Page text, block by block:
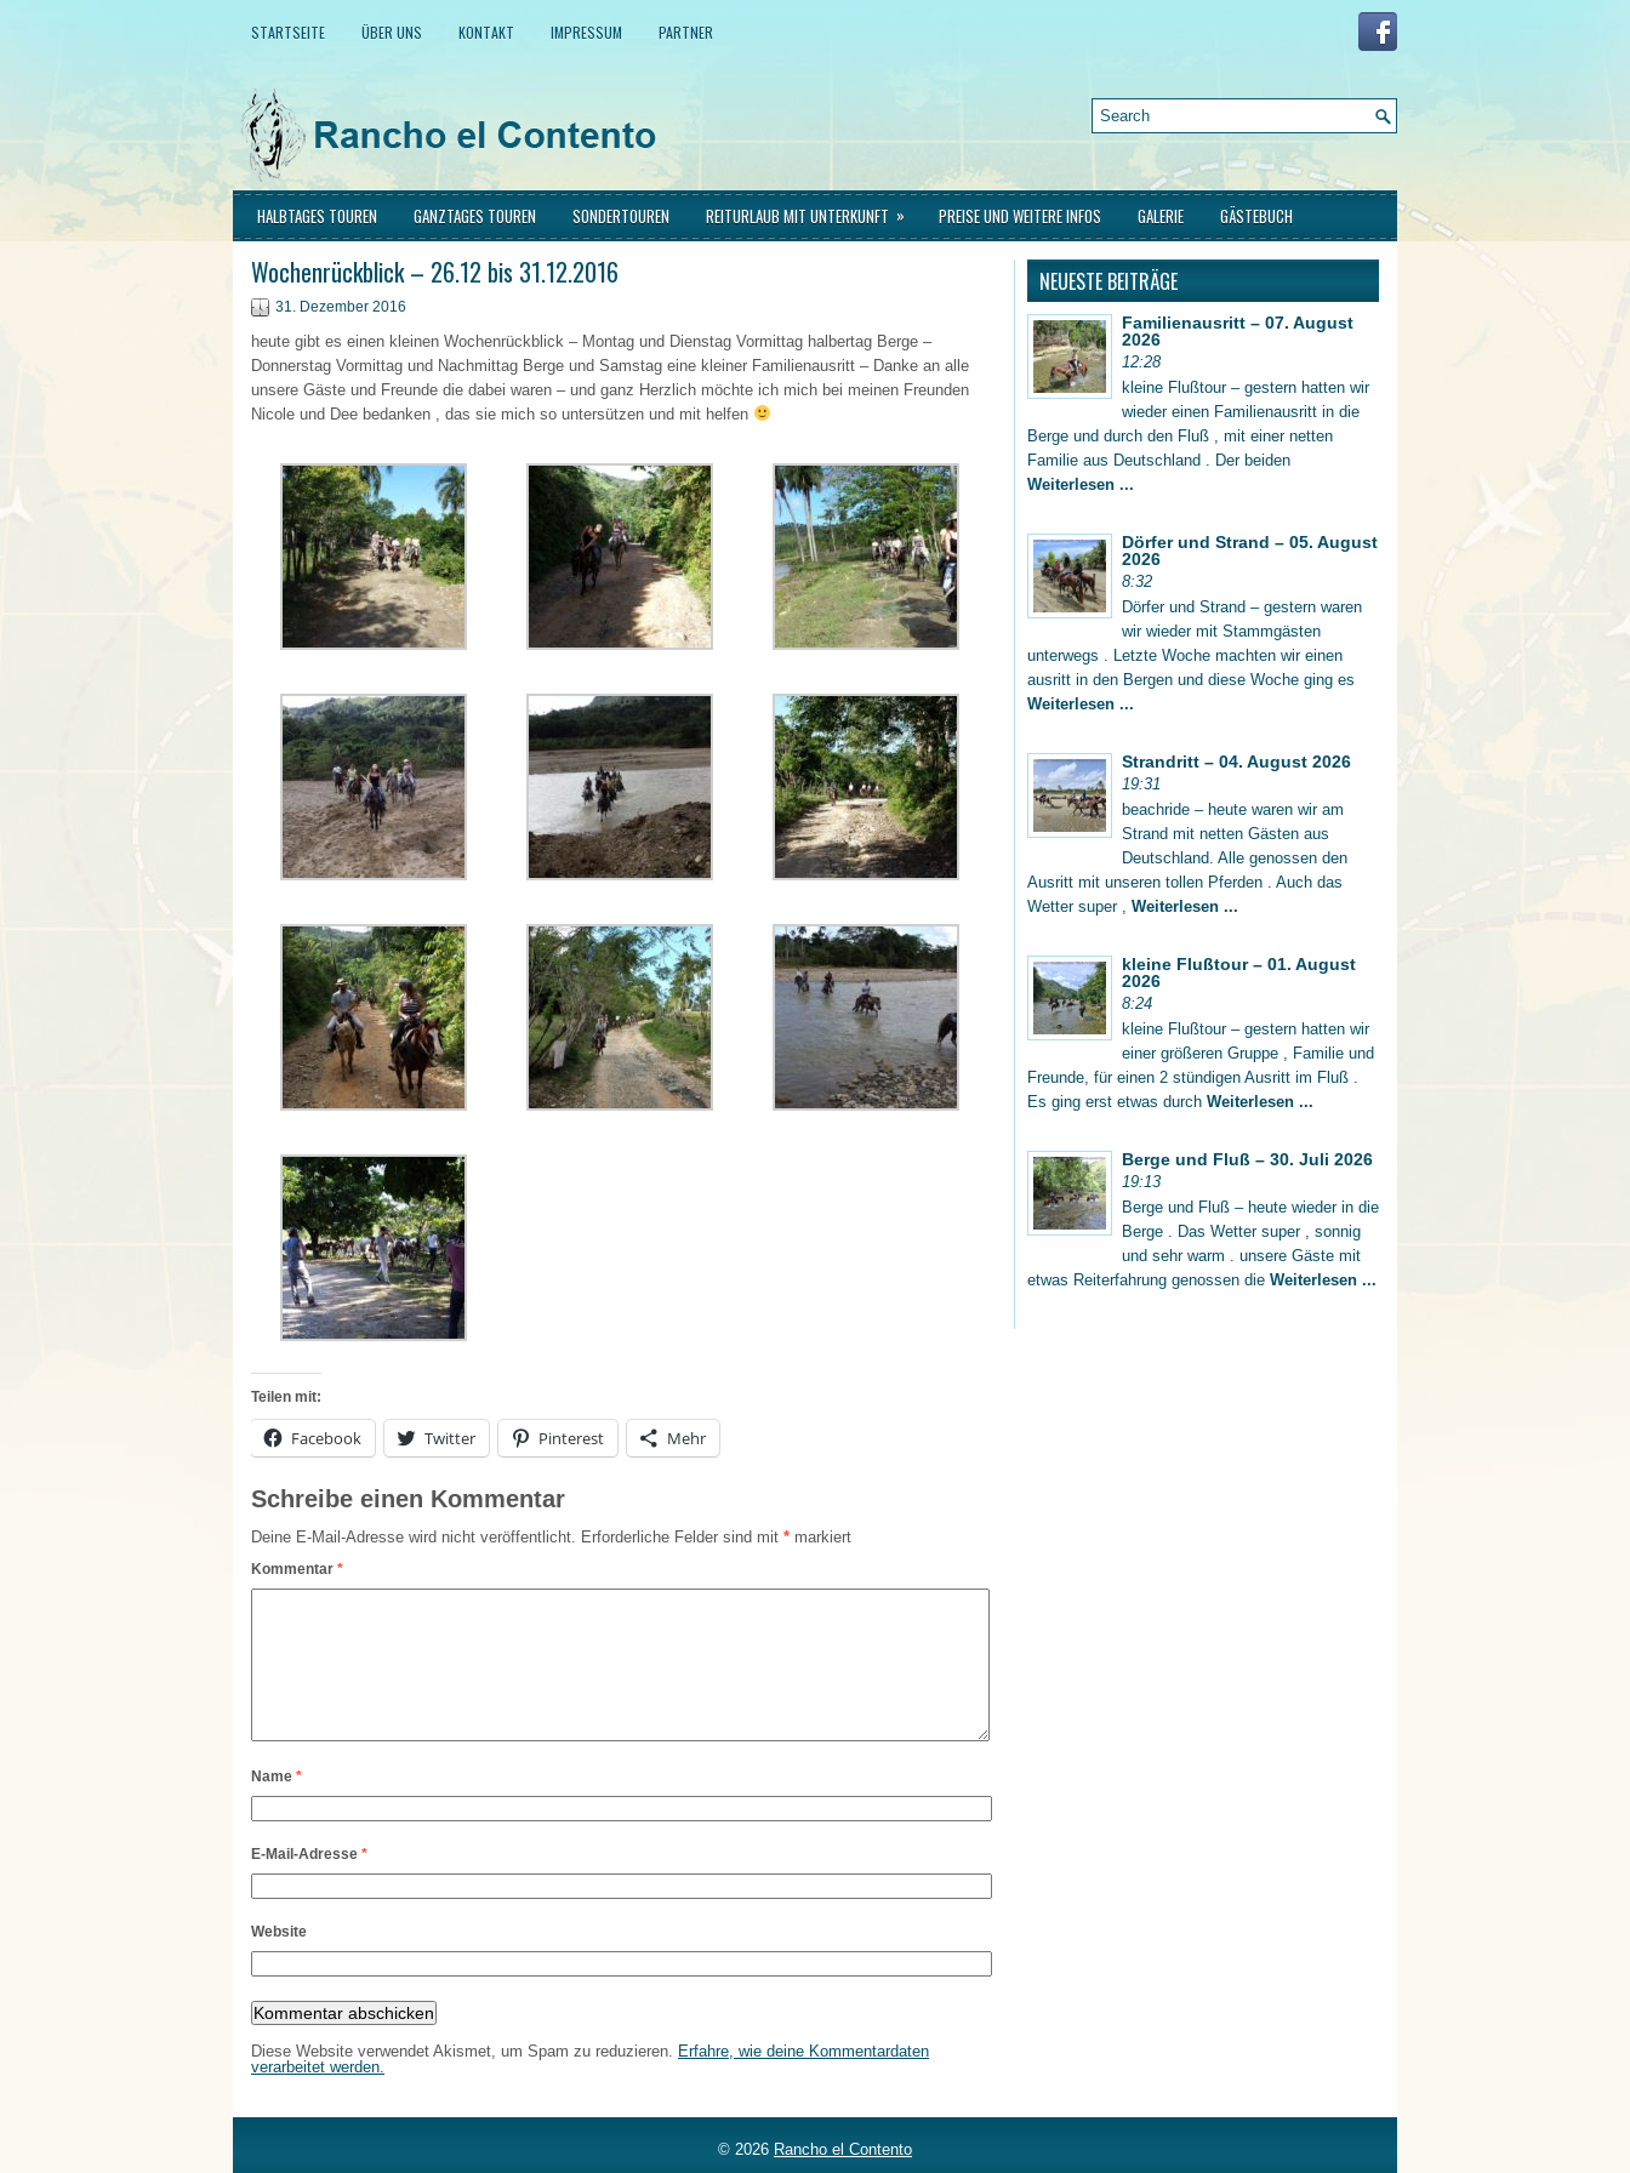
STARTSEITE ÜBER UNS KONTAKT IMPRESSUM PARTNER
HALBTAGES TOUREN GANZTAGES TOUREN SONDERTOUREN REITURLAUB MIT UNTERKUNFT » PREISE UND WEITERE INFOS GALERIE GÄSTEBUCH
Wochenrückblick – 26.12 bis 31.12.2016
31. Dezember 2016
heute gibt es einen kleinen Wochenrückblick – Montag und Dienstag Vormittag halbertag Berge –
Donnerstag Vormittag und Nachmittag Berge und Samstag eine kleiner Familienausritt – Danke an alle
unsere Gäste und Freunde die dabei waren – und ganz Herzlich möchte ich mich bei meinen Freunden
Nicole und Dee bedanken , das sie mich so untersützen und mit helfen
Teilen mit:
Facebook Twitter Pinterest Mehr
Schreibe einen Kommentar
Deine E-Mail-Adresse wird nicht veröffentlicht. Erforderliche Felder sind mit * markiert
Kommentar *
Name *
E-Mail-Adresse *
Website
Diese Website verwendet Akismet, um Spam zu reduzieren. Erfahre, wie deine Kommentardaten
verarbeitet werden.
NEUESTE BEITRÄGE
Familienausritt – 07. August
2026
12:28
kleine Flußtour – gestern hatten wir
wieder einen Familienausritt in die
Berge und durch den Fluß , mit einer netten
Familie aus Deutschland . Der beiden
Weiterlesen ...
Dörfer und Strand – 05. August
2026
8:32
Dörfer und Strand – gestern waren
wir wieder mit Stammgästen
unterwegs . Letzte Woche machten wir einen
ausritt in den Bergen und diese Woche ging es
Weiterlesen ...
Strandritt – 04. August 2026
19:31
beachride – heute waren wir am
Strand mit netten Gästen aus
Deutschland. Alle genossen den
Ausritt mit unseren tollen Pferden . Auch das
Wetter super , Weiterlesen ...
kleine Flußtour – 01. August
2026
8:24
kleine Flußtour – gestern hatten wir
einer größeren Gruppe , Familie und
Freunde, für einen 2 stündigen Ausritt im Fluß .
Es ging erst etwas durch Weiterlesen ...
Berge und Fluß – 30. Juli 2026
19:13
Berge und Fluß – heute wieder in die
Berge . Das Wetter super , sonnig
und sehr warm . unsere Gäste mit
etwas Reiterfahrung genossen die Weiterlesen ...
© 2026 Rancho el Contento